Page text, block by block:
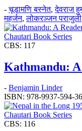
-चूडामणि बस्नेत,देवराज
महर्जन,लोकरञ्‍जन पराजुली
Chautari Book Series
CBS: 117
Kathmandu:
- Benjamin Linder
ISBN: 978-9937-594-
Chautari Book Series
CBS: 116